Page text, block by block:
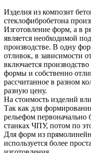
Изделия из композит
стеклофибробетона
Изготовление форм, а в
является необходимой
производстве. В одну
отливок, в зависимости
включается
формы и собственно
рассчитанное в разном
разную цену.
На стоимость изделий
Так как для
рельефом
станках ЧПУ, потом по
Для форм из
используется более